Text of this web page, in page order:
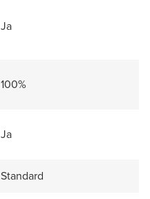
Ja
100%
Ja
Standard